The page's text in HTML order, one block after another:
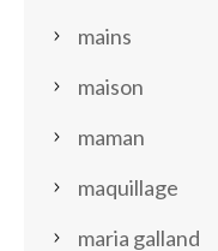
mains
maison
maman
maquillage
maria galland